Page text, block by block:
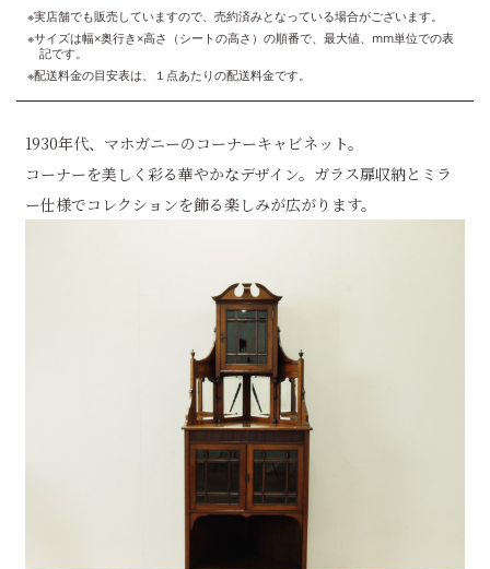
※実店舗でも販売していますので、売約済みとなっている場合がございます。
※サイズは幅×奥行き×高さ（シートの高さ）の順番で、最大値、mm単位での表
記です。
※配送料金の目安表は、１点あたりの配送料金です。
1930年代、マホガニーのコーナーキャビネット。
コーナーを美しく彩る華やかなデザイン。ガラス扉収納とミラ
ー仕様でコレクションを飾る楽しみが広がります。